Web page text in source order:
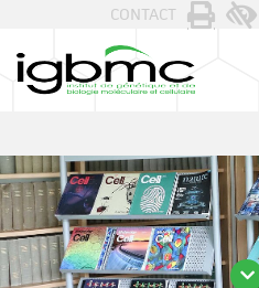
CONTACT
Panneau de gestion des cookies